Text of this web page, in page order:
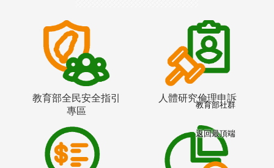
教育部全民安全指引
專區
人體研究倫理申訴
教育部社群
返回最頂端